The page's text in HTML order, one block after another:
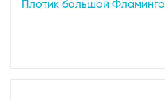
Плотик большой Фламинго